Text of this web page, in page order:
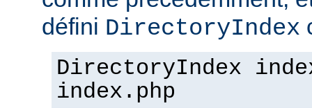
défini DirectoryIndex
DirectoryIndex
index.php